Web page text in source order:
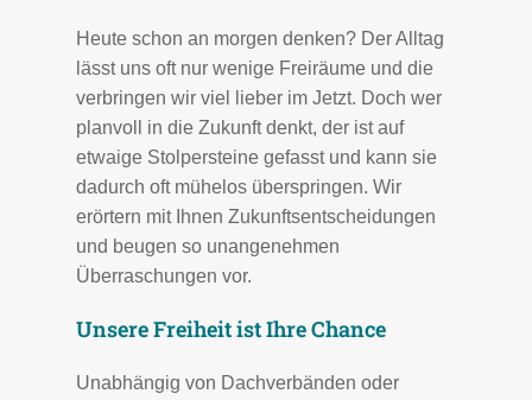
Heute schon an morgen denken? Der Alltag
lässt uns oft nur wenige Freiräume und die
verbringen wir viel lieber im Jetzt. Doch wer
planvoll in die Zukunft denkt, der ist auf
etwaige Stolpersteine gefasst und kann sie
dadurch oft mühelos überspringen. Wir
erörtern mit Ihnen Zukunftsentscheidungen
und beugen so unangenehmen
Überraschungen vor.
Unsere Freiheit ist Ihre Chance
Unabhängig von Dachverbänden oder